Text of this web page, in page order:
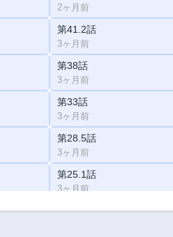
2ヶ月前
第41.2話
3ヶ月前
第38話
3ヶ月前
第33話
3ヶ月前
第28.5話
3ヶ月前
第25.1話
3ヶ月前
第21.1話